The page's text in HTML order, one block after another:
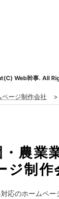
Web幹事. All
ージ制作会社 >
・農業
ジ制作
応のホームペ